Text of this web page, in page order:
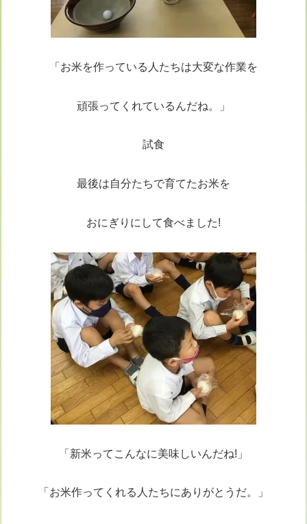
「お米を作っている人たちは大変な作業を
頑張ってくれているんだね。」
試食
最後は自分たちで育てたお米を
おにぎりにして食べました!
「新米ってこんなに美味しいんだね!」
「お米作ってくれる人たちにありがとうだ。」